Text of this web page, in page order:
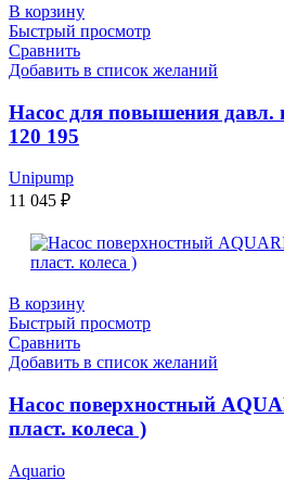
В корзину
Быстрый просмотр
Сравнить
Добавить в список желаний
Насос для повышения давл.
120 195
Unipump
11 045 ₽
В корзину
Быстрый просмотр
Сравнить
Добавить в список желаний
Насос поверхностный
пласт. колеса )
Aquario